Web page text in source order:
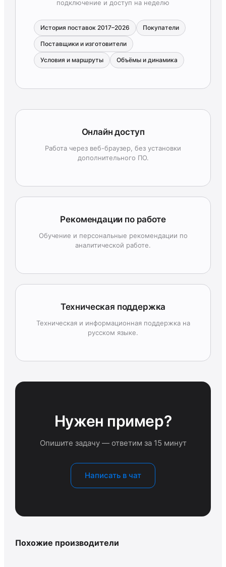
подключение и доступ на неделю
История поставок 2017–2026 Покупатели
Поставщики и изготовители
Условия и маршруты Объёмы и динамика
Онлайн доступ
Работа через веб-браузер, без установки
дополнительного ПО.
Рекомендации по работе
Обучение и персональные рекомендации по
аналитической работе.
Техническая поддержка
Техническая и информационная поддержка на
русском языке.
Нужен пример?
Опишите задачу — ответим за 15 минут
Написать в чат
Похожие производители